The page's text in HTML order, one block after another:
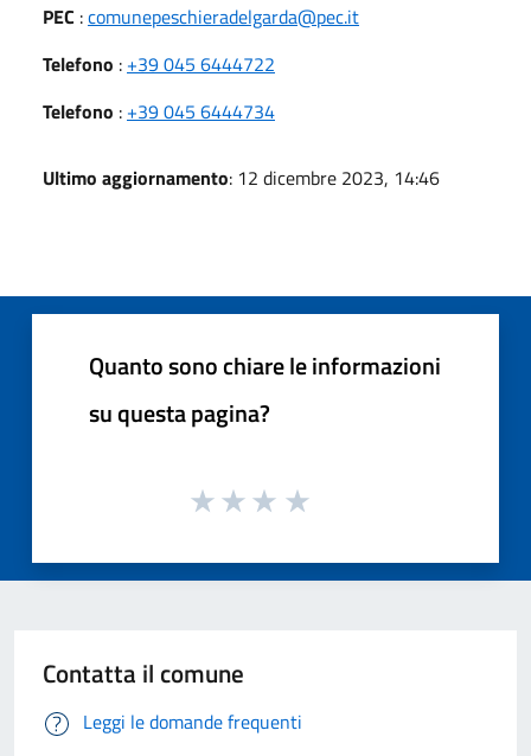
PEC :comunepeschieradelgarda@pec.it
Telefono : +39 045 6444722
Telefono : +39 045 6444734
Ultimo aggiornamento: 12 dicembre 2023, 14:46
Quanto sono chiare le informazioni
su questa pagina?
Contatta il comune
Leggi le domande frequenti